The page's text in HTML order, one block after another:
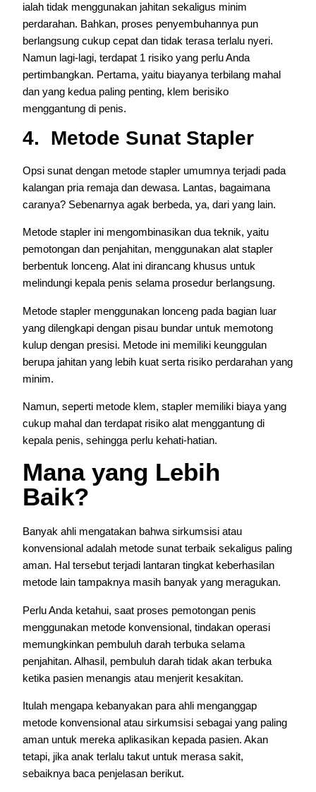
ialah tidak menggunakan jahitan sekaligus minim
perdarahan. Bahkan, proses penyembuhannya pun
berlangsung cukup cepat dan tidak terasa terlalu nyeri.
Namun lagi-lagi, terdapat 1 risiko yang perlu Anda
pertimbangkan. Pertama, yaitu biayanya terbilang mahal
dan yang kedua paling penting, klem berisiko
menggantung di penis.
4. Metode Sunat Stapler
Opsi sunat dengan metode stapler umumnya terjadi pada
kalangan pria remaja dan dewasa. Lantas, bagaimana
caranya? Sebenarnya agak berbeda, ya, dari yang lain.
Metode stapler ini mengombinasikan dua teknik, yaitu
pemotongan dan penjahitan, menggunakan alat stapler
berbentuk lonceng. Alat ini dirancang khusus untuk
melindungi kepala penis selama prosedur berlangsung.
Metode stapler menggunakan lonceng pada bagian luar
yang dilengkapi dengan pisau bundar untuk memotong
kulup dengan presisi. Metode ini memiliki keunggulan
berupa jahitan yang lebih kuat serta risiko perdarahan yang
minim.
Namun, seperti metode klem, stapler memiliki biaya yang
cukup mahal dan terdapat risiko alat menggantung di
kepala penis, sehingga perlu kehati-hatian.
Mana yang Lebih
Baik?
Banyak ahli mengatakan bahwa sirkumsisi atau
konvensional adalah metode sunat terbaik sekaligus paling
aman. Hal tersebut terjadi lantaran tingkat keberhasilan
metode lain tampaknya masih banyak yang meragukan.
Perlu Anda ketahui, saat proses pemotongan penis
menggunakan metode konvensional, tindakan operasi
memungkinkan pembuluh darah terbuka selama
penjahitan. Alhasil, pembuluh darah tidak akan terbuka
ketika pasien menangis atau menjerit kesakitan.
Itulah mengapa kebanyakan para ahli menganggap
metode konvensional atau sirkumsisi sebagai yang paling
aman untuk mereka aplikasikan kepada pasien. Akan
tetapi, jika anak terlalu takut untuk merasa sakit,
sebaiknya baca penjelasan berikut.